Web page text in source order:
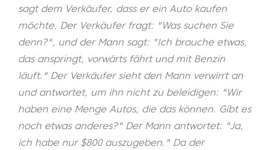
sagt dem Verkäufer, dass er ein Auto kaufen
möchte. Der Verkäufer fragt: "Was suchen Sie
denn?", und der Mann sagt: "Ich brauche etwas,
das anspringt, vorwärts fährt und mit Benzin
läuft." Der Verkäufer sieht den Mann verwirrt an
und antwortet, um ihn nicht zu beleidigen: "Wir
haben eine Menge Autos, die das können. Gibt es
noch etwas anderes?" Der Mann antwortet: "Ja,
ich habe nur $800 auszugeben." Da der